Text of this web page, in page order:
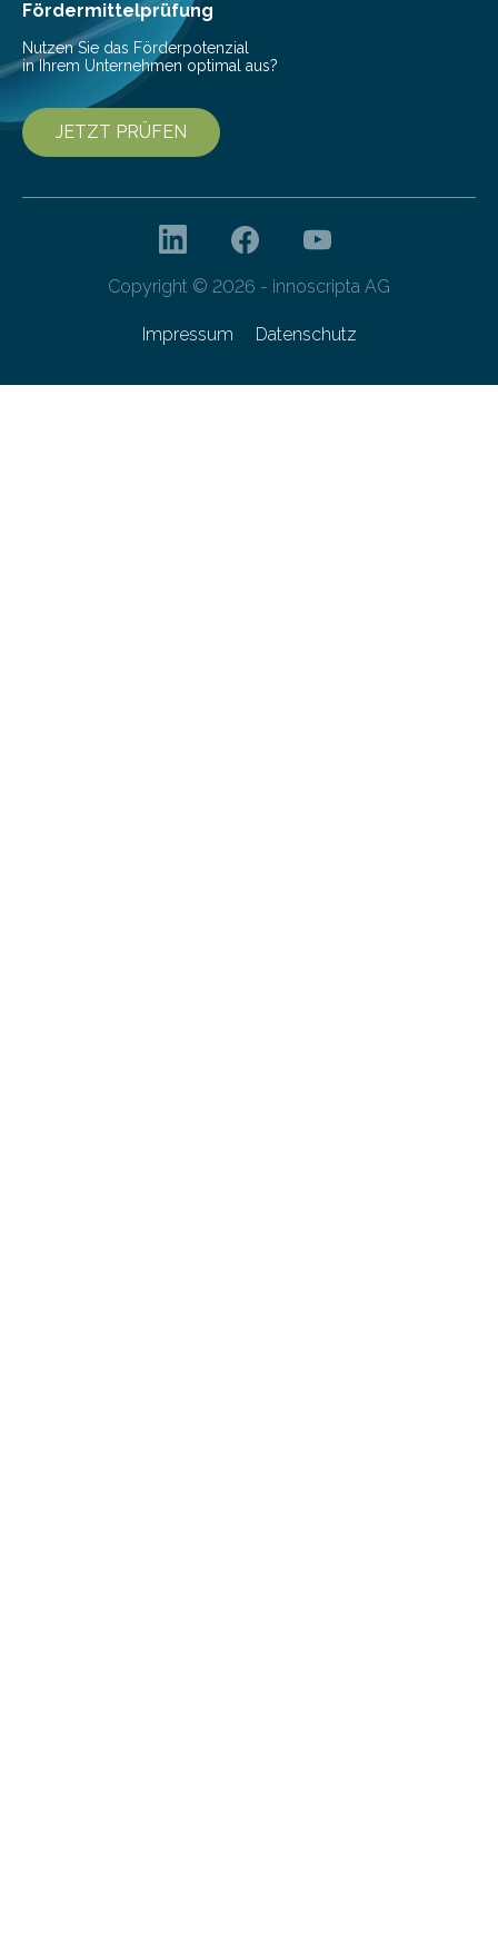
Fördermittelprüfung
Nutzen Sie das Förderpotenzial
in Ihrem Unternehmen optimal aus?
JETZT PRÜFEN
Copyright © 2026 - innoscripta AG
Impressum Datenschutz